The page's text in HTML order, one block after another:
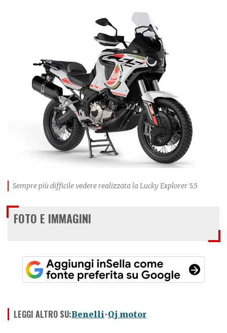
Sempre più difficile vedere realizzata la Lucky Explorer 5.5
FOTO E IMMAGINI
LEGGI ALTRO SU:Benelli Qj motor